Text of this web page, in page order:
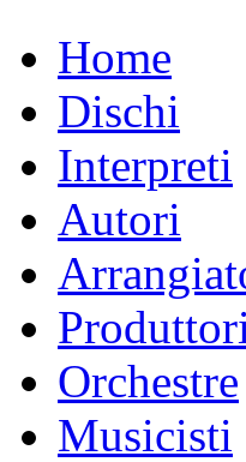
Home
Dischi
Interpreti
Autori
Orchestre
Musicisti